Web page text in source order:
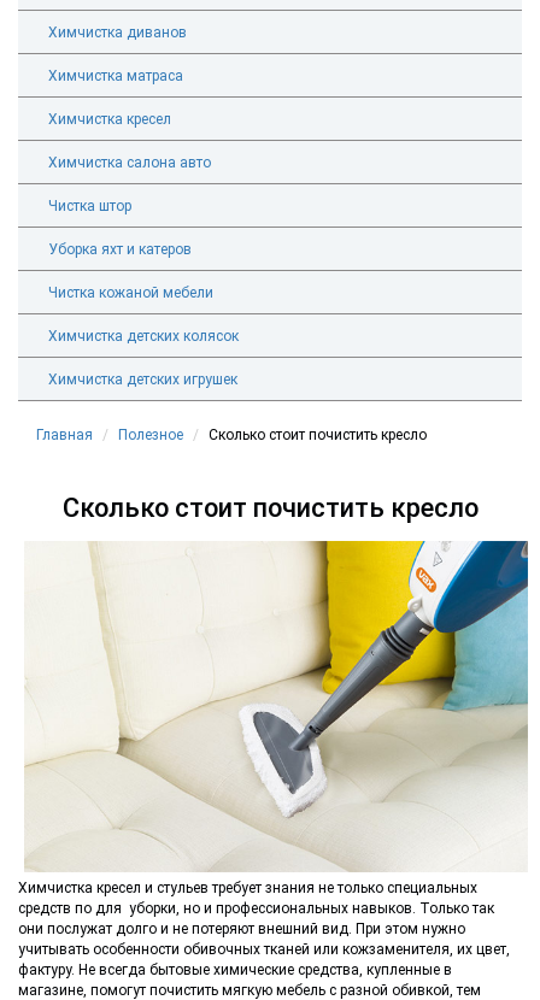
Химчистка диванов
Химчистка матраса
Химчистка кресел
Химчистка салона авто
Чистка штор
Уборка яхт и катеров
Чистка кожаной мебели
Химчистка детских колясок
Химчистка детских игрушек
Главная Полезное Сколько стоит почистить кресло
Сколько стоит почистить кресло
Химчистка кресел и стульев требует знания не только специальных
средств по для уборки, но и профессиональных навыков. Только так
они послужат долго и не потеряют внешний вид. При этом нужно
учитывать особенности обивочных тканей или кожзаменителя, их цвет,
фактуру. Не всегда бытовые химические средства, купленные в
магазине, помогут почистить мягкую мебель с разной обивкой, тем